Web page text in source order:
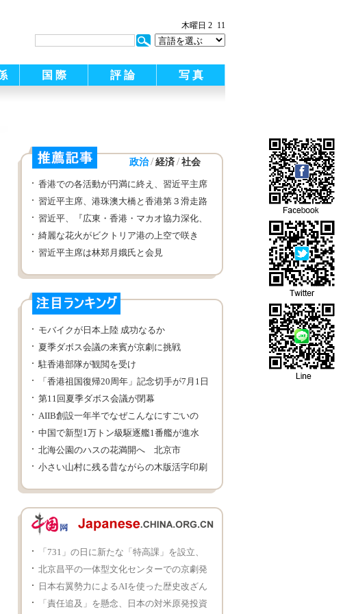
木曜日 2 11
国 際 評 論 写 真
政治 / 経済 / 社会
香港での各活動が円満に終え、習近平主席
が北京に戻った
習近平主席、港珠澳大橋と香港第３滑走路
の建設現場を視察
習近平、『広東・香港・マカオ協力深化、
大湾区建設推進枠組み協議』調印式に出席
綺麗な花火がビクトリア港の上空で咲き
香港の祖国復帰20周年を祝う
習近平主席は林郑月娥氏と会見
モバイクが日本上陸 成功なるか
夏季ダボス会議の来賓が京劇に挑戦
駐香港部隊が観閲を受け
「香港祖国復帰20周年」記念切手が7月1日
に発行
第11回夏季ダボス会議が閉幕
AIIB創設一年半でなぜこんなにすごいの
か？
中国で新型1万トン級駆逐艦1番艦が進水
北海公園のハスの花満開へ 北京市
小さい山村に残る昔ながらの木版活字印刷